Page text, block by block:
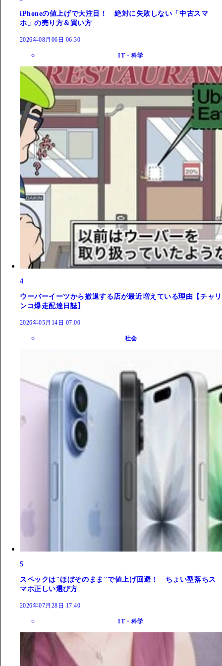
iPhoneの値上げで大注目！ 絶対に失敗しない「中古スマ
ホ」の売り方＆買い方
2026年08月06日 06:30
IT・科学
4
ウーバーイーツから撤退する店が最近増えている理由【チャリ
ンコ爆走配達日誌】
2026年05月14日 07:00
社会
5
スペックは"ほぼそのまま"で値上げ回避！ ちょい型落ちス
マホ正しい選び方
2026年07月28日 17:40
IT・科学